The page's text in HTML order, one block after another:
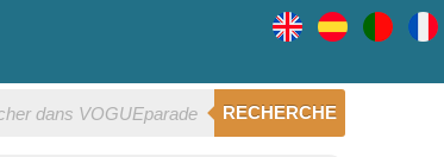
RECHERCHE